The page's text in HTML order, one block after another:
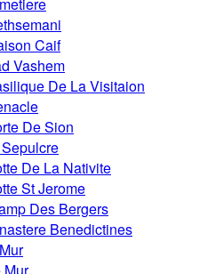
Caif
Vashem
De La Visitaion
De Sion
De La Nativite
St Jerome
Des Bergers
Benedictines